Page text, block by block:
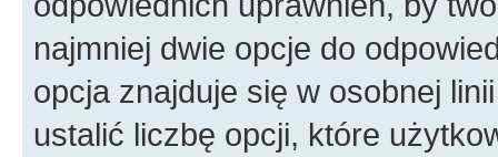
najmniej dwie opcje do
opcja znajduje się w osobnej
ustalić liczbę opcji, które